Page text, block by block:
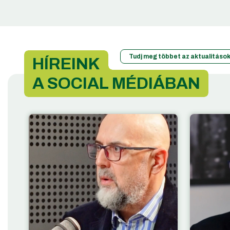
HÍREINK
A SOCIAL MÉDIÁBAN
Tudj meg többet az